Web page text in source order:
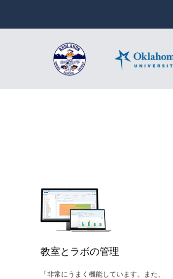
教室とラボの管理
「非常にうまく機能しています。また、